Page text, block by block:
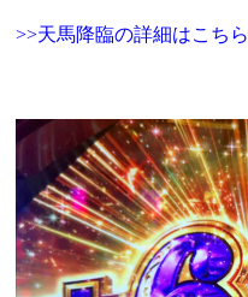
>>天馬降臨の詳細はこちら